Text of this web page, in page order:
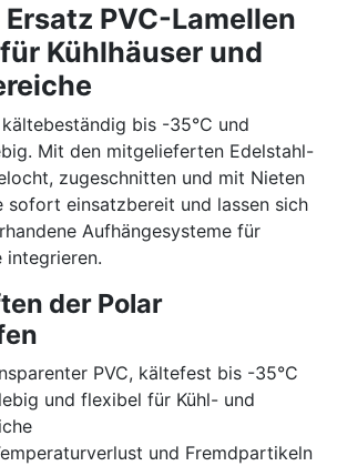
PVC-Lamellen
Kühlhäuser und
bis -35°C und
Mit den mitgelieferten Edelstahl-
zugeschnitten und mit Nieten
sofort einsatzbereit und lassen sich
Aufhängesysteme für
integrieren.
der Polar
PVC, kältefest bis -35°C
und flexibel für Kühl- und
und Fremdpartikeln